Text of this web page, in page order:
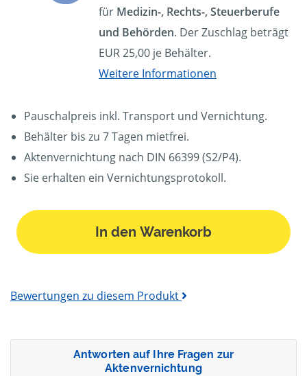
für Medizin-, Rechts-, Steuerberufe
und Behörden. Der Zuschlag beträgt
EUR 25,00 je Behälter.
Weitere Informationen
Pauschalpreis inkl. Transport und Vernichtung.
Behälter bis zu 7 Tagen mietfrei.
Aktenvernichtung nach DIN 66399 (S2/P4).
Sie erhalten ein Vernichtungsprotokoll.
In den Warenkorb
Bewertungen zu diesem Produkt
Antworten auf Ihre Fragen zur
Aktenvernichtung